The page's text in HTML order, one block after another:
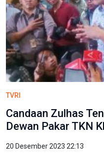
TVRI
Candaan Zulhas
Dewan Pakar TKN
20 Desember 2023 22:13